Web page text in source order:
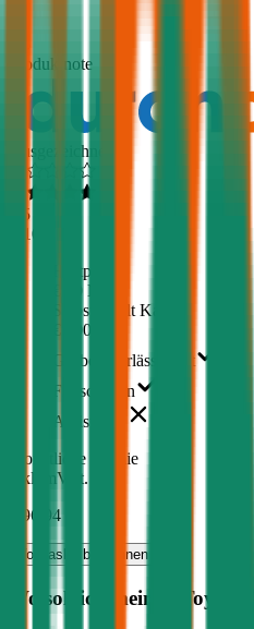
Produktnote
Ausgezeichnet
4,5
510
Haftpflicht
€ 20 Mio.
Selbstbehalt Kasko
€ 500
Grobe Fahrlässigkeit
Freischaden
Assistance
Monatliche Prämie
inkl. mVSt.
€ 96,94
Vollkasko berechnen
Wo soll ich meinen Toyota